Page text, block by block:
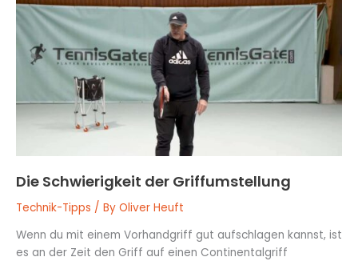
Die Schwierigkeit der Griffumstellung
Technik-Tipps / By Oliver Heuft
Wenn du mit einem Vorhandgriff gut aufschlagen kannst, ist
es an der Zeit den Griff auf einen Continentalgriff
der
Griffumstellung